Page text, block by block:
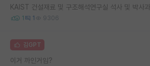
KAIST 건설재료 및 구조해석연구실 석사 및 박사
1 1 9306
김GPT
이거 까인거임?